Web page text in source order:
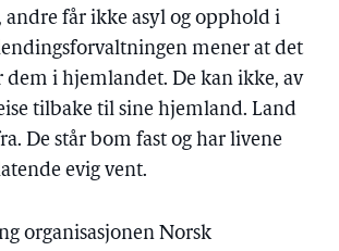
får ikke asyl og opphold i
mener at det
i hjemlandet. De kan ikke, av
tilbake til sine hjemland. Land
De står bom fast og har livene
evig vent.
organisasjonen Norsk